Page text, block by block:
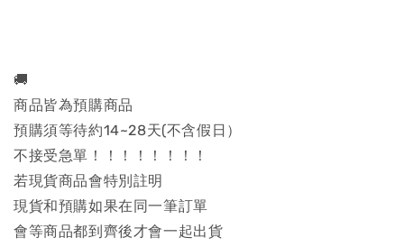
🚚
商品皆為預購商品
預購須等待約14~28天(不含假日）
不接受急單！！！！！！！！
若現貨商品會特別註明
現貨和預購如果在同一筆訂單
會等商品都到齊後才會一起出貨